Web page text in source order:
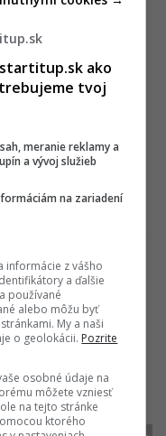
hodín strávených v
tela.
našu
Nakoniec video
a techniky,
sedieť dlhšie
ako
tvoj
meranie reklamy a
a vývoj služieb
na zariadení
informácie z vášho
a ďalšie
používané
alebo môžu byť
My a naši
o geolokácii. Pozrite
osobné údaje na
môžete vzniesť
na tejto stránke
ktorého